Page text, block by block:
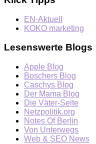
EN-Aktuell
KOKO marketing
Lesenswerte Blogs
Apple Blog
Boschers Blog
Caschys Blog
Der Mama Blog
Die Väter-Seite
Netzpolitik.org
Notes Of Berlin
Von Unterwegs
Web & SEO News